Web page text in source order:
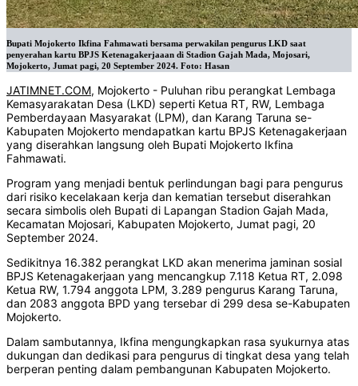
Bupati Mojokerto Ikfina Fahmawati bersama perwakilan pengurus LKD saat
penyerahan kartu BPJS Ketenagakerjaaan di Stadion Gajah Mada, Mojosari,
Mojokerto, Jumat pagi, 20 September 2024. Foto: Hasan
JATIMNET.COM, Mojokerto - Puluhan ribu perangkat Lembaga
Kemasyarakatan Desa (LKD) seperti Ketua RT, RW, Lembaga
Pemberdayaan Masyarakat (LPM), dan Karang Taruna se-
Kabupaten Mojokerto mendapatkan kartu BPJS Ketenagakerjaan
yang diserahkan langsung oleh Bupati Mojokerto Ikfina
Fahmawati.
Program yang menjadi bentuk perlindungan bagi para pengurus
dari risiko kecelakaan kerja dan kematian tersebut diserahkan
secara simbolis oleh Bupati di Lapangan Stadion Gajah Mada,
Kecamatan Mojosari, Kabupaten Mojokerto, Jumat pagi, 20
September 2024.
Sedikitnya 16.382 perangkat LKD akan menerima jaminan sosial
BPJS Ketenagakerjaan yang mencangkup 7.118 Ketua RT, 2.098
Ketua RW, 1.794 anggota LPM, 3.289 pengurus Karang Taruna,
dan 2083 anggota BPD yang tersebar di 299 desa se-Kabupaten
Mojokerto.
Dalam sambutannya, Ikfina mengungkapkan rasa syukurnya atas
dukungan dan dedikasi para pengurus di tingkat desa yang telah
berperan penting dalam pembangunan Kabupaten Mojokerto.